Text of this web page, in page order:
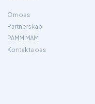
Om oss
Partnerskap
PAMM MAM
Kontakta oss